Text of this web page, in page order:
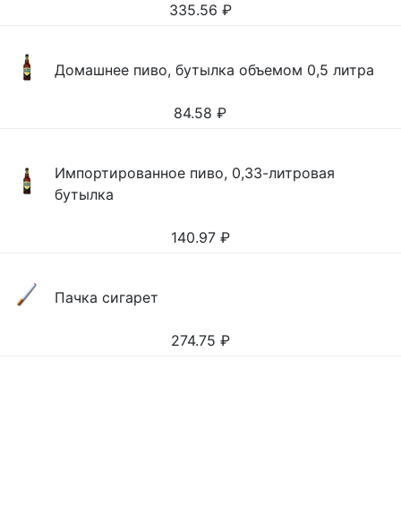
335.56 ₽
Домашнее пиво, бутылка объемом 0,5 литра
84.58 ₽
Импортированное пиво, 0,33-литровая
бутылка
140.97 ₽
Пачка сигарет
274.75 ₽